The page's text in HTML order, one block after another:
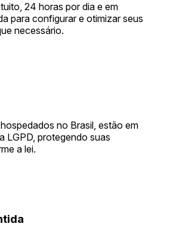
24 horas por dia e em
para configurar e otimizar seus
necessário.
no Brasil, estão em
LGPD, protegendo suas
a lei.